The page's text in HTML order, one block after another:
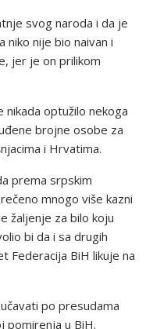
svog naroda i da je
niko nije bio naivan i
jer je on prilikom
nikada optužilo nekoga
brojne osobe za
i Hrvatima.
prema srpskim
mnogo više kazni
žaljenje za bilo koju
bi da i sa drugih
Federacija BiH likuje na
po presudama
pomirenja u BiH.